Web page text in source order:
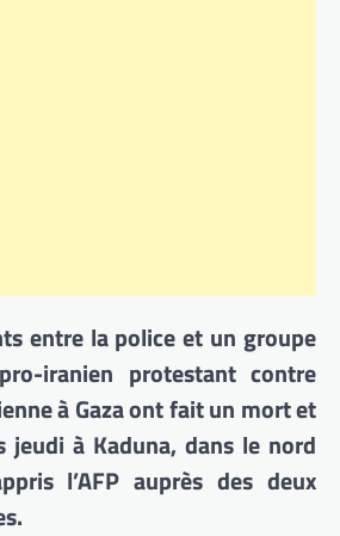
entre la police et un groupe
iranien protestant contre
à Gaza ont fait un mort et
jeudi à Kaduna, dans le nord
l’AFP auprès des deux